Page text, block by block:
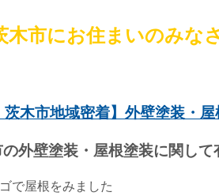
木市にお住まいのみな
茨木市地域密着】外壁塗装・
外壁塗装・屋根塗装に関して
で屋根をみました